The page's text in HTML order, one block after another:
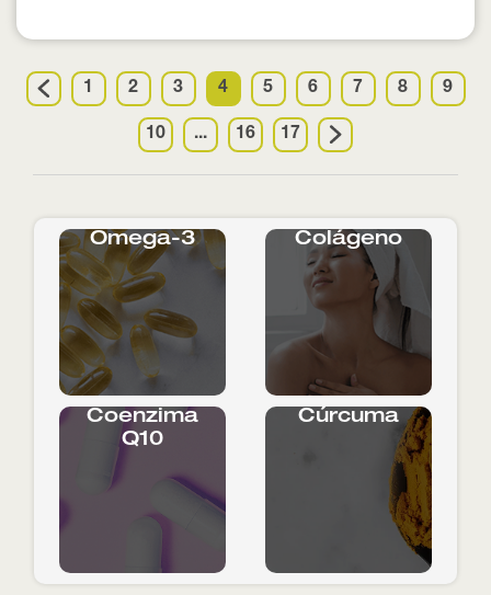
1 2 3 4 5 6 7 8 9
10 ... 16 17
Ômega-3 Colágeno
Coenzima
Q10
Cúrcuma